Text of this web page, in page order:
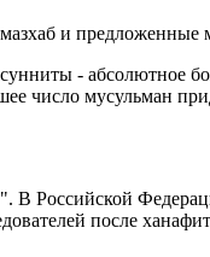
и предложенные
- абсолютное
число мусульман
Российской
после